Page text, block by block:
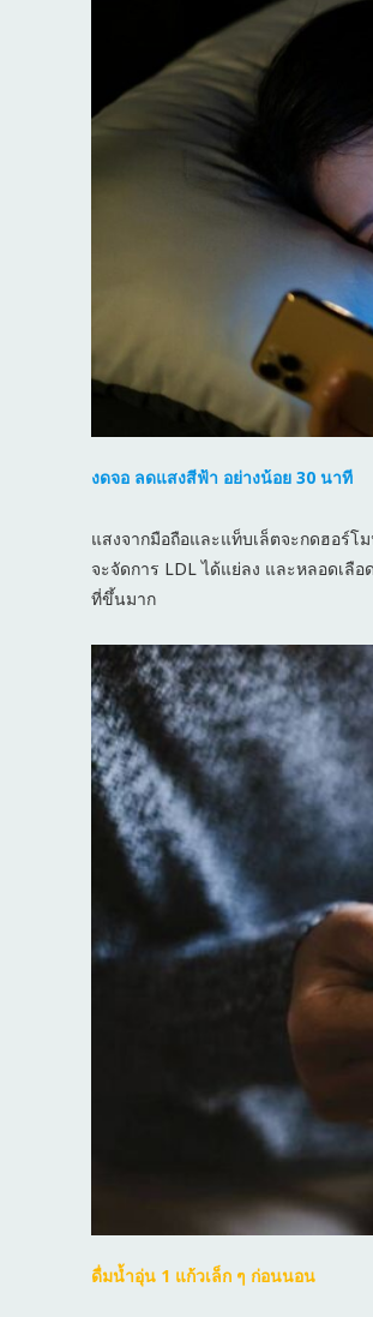
งดจอ ลดแสงสีฟ้า อย่างน้อย 30 นาที
แสงจากมือถือและแท็บเล็ตจะกดฮอร์
จะจัดการ LDL ได้แย่ลง และหลอดเลื
ที่ขึ้นมาก
ดื่มน้ำอุ่น 1 แก้วเล็ก ๆ ก่อนนอน